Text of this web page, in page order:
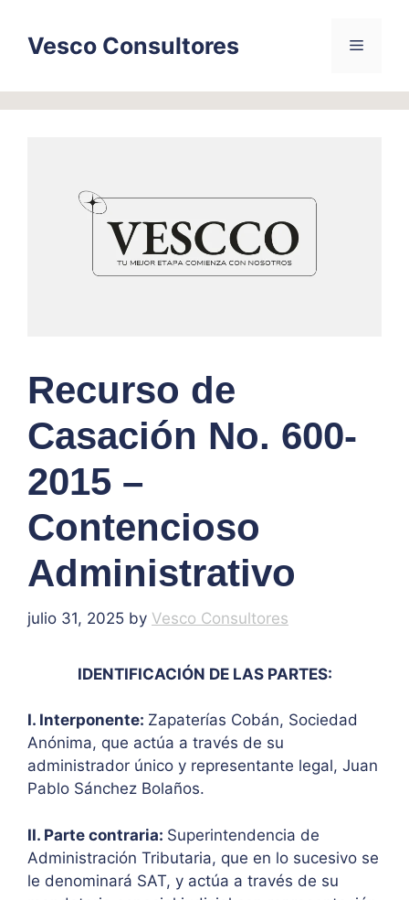
contentVesco Consultores Menu
Recurso de
Casación No. 600-
2015 –
Contencioso
Administrativo
julio 31, 2025 by Vesco Consultores
IDENTIFICACIÓN DE LAS PARTES:
I. Interponente: Zapaterías Cobán, Sociedad
Anónima, que actúa a través de su
administrador único y representante legal, Juan
Pablo Sánchez Bolaños.
II. Parte contraria: Superintendencia de
Administración Tributaria, que en lo sucesivo se
le denominará SAT, y actúa a través de su